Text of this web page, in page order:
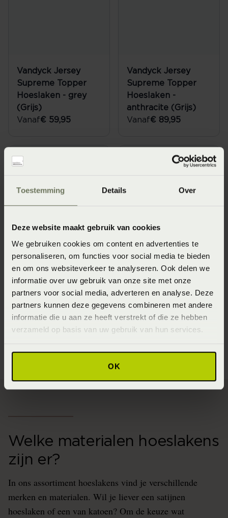
Toestemming Details Over
Deze website maakt gebruik van cookies
We gebruiken cookies om content en advertenties te
personaliseren, om functies voor social media te bieden
en om ons websiteverkeer te analyseren. Ook delen we
informatie over uw gebruik van onze site met onze
partners voor social media, adverteren en analyse. Deze
partners kunnen deze gegevens combineren met andere
informatie die u aan ze heeft verstrekt of die ze hebben
verzameld op basis van uw gebruik van hun services.
OK
Vandyck Jersey
Supreme Topper
Hoeslaken - grey
(Grijs)
Vanaf€ 59,95
Vandyck Jersey
Supreme Topper
Hoeslaken -
anthracite (Grijs)
Vanaf€ 89,95
Supreme Topper
Hoeslaken - black
(Blauw)
1 2 3 4 5
Welke materialen hoeslakens
zijn er?
In ons assortiment hoeslakens vind je verschillende
merken en materialen. Wil je liever een satijnen
hoeslaken of een van katoen? Om de keuze wat